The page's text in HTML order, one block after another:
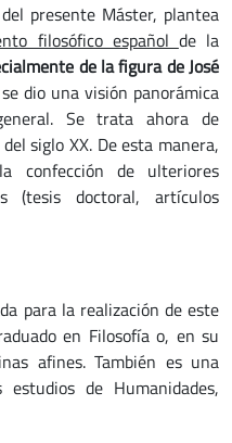
presente Máster, plantea
filosófico español de la
de la figura de José
dio una visión panorámica
Se trata ahora de
siglo XX. De esta manera,
confección de ulteriores
(tesis doctoral, artículos
para la realización de este
en Filosofía o, en su
afines. También es una
de Humanidades,